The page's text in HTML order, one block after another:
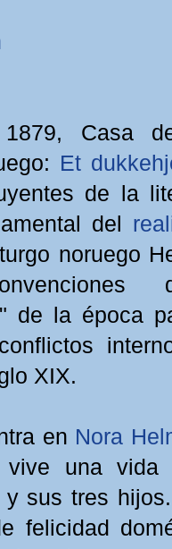
Casa
Et
de la
del
noruego
de la época
XIX.
en Nora
vive una
y sus tres
felicidad